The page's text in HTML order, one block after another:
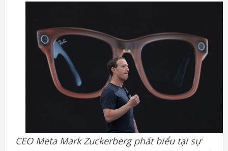
CEO Meta Mark Zuckerberg phát biểu tại sự